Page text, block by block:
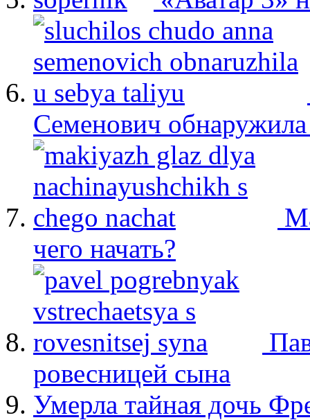
Семенович
чего начать?
ровесницей сына
Умерла тайная дочь